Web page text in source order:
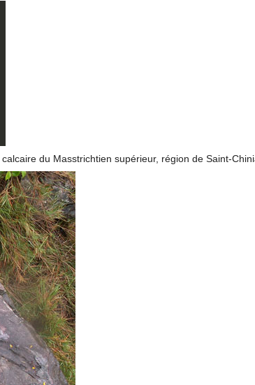
du Masstrichtien supérieur, région de Saint-